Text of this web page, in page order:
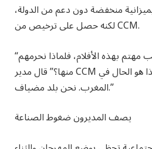
منخفضة دون دعم من الدولة،
لكنه حصل على ترخيص من CCM.
“ولم لا؟ إذا كان هناك شعب مهتم بهذه الأفلام، فلماذا نحرمهم
منها؟” قال مدير CCM عبد العزيز البوزديني. “هذا هو الحال في
المغرب. نحن بلد مضياف.”
يصف المديرون ضغوط الصناعة